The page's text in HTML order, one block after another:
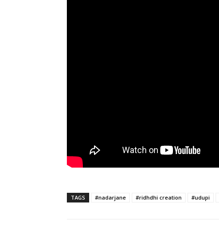
TAGS #nadarjane #ridhdhi creation #udupi